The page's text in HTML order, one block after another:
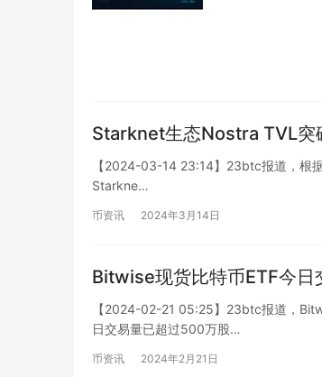
Starknet生态Nostra TVL突
【2024-03-14 23:14】23btc报道，根
Starkne…
币资讯 2024年3月14日
Bitwise现货比特币ETF今日
【2024-02-21 05:25】23btc报道，
日交易量已超过500万股…
币资讯 2024年2月21日